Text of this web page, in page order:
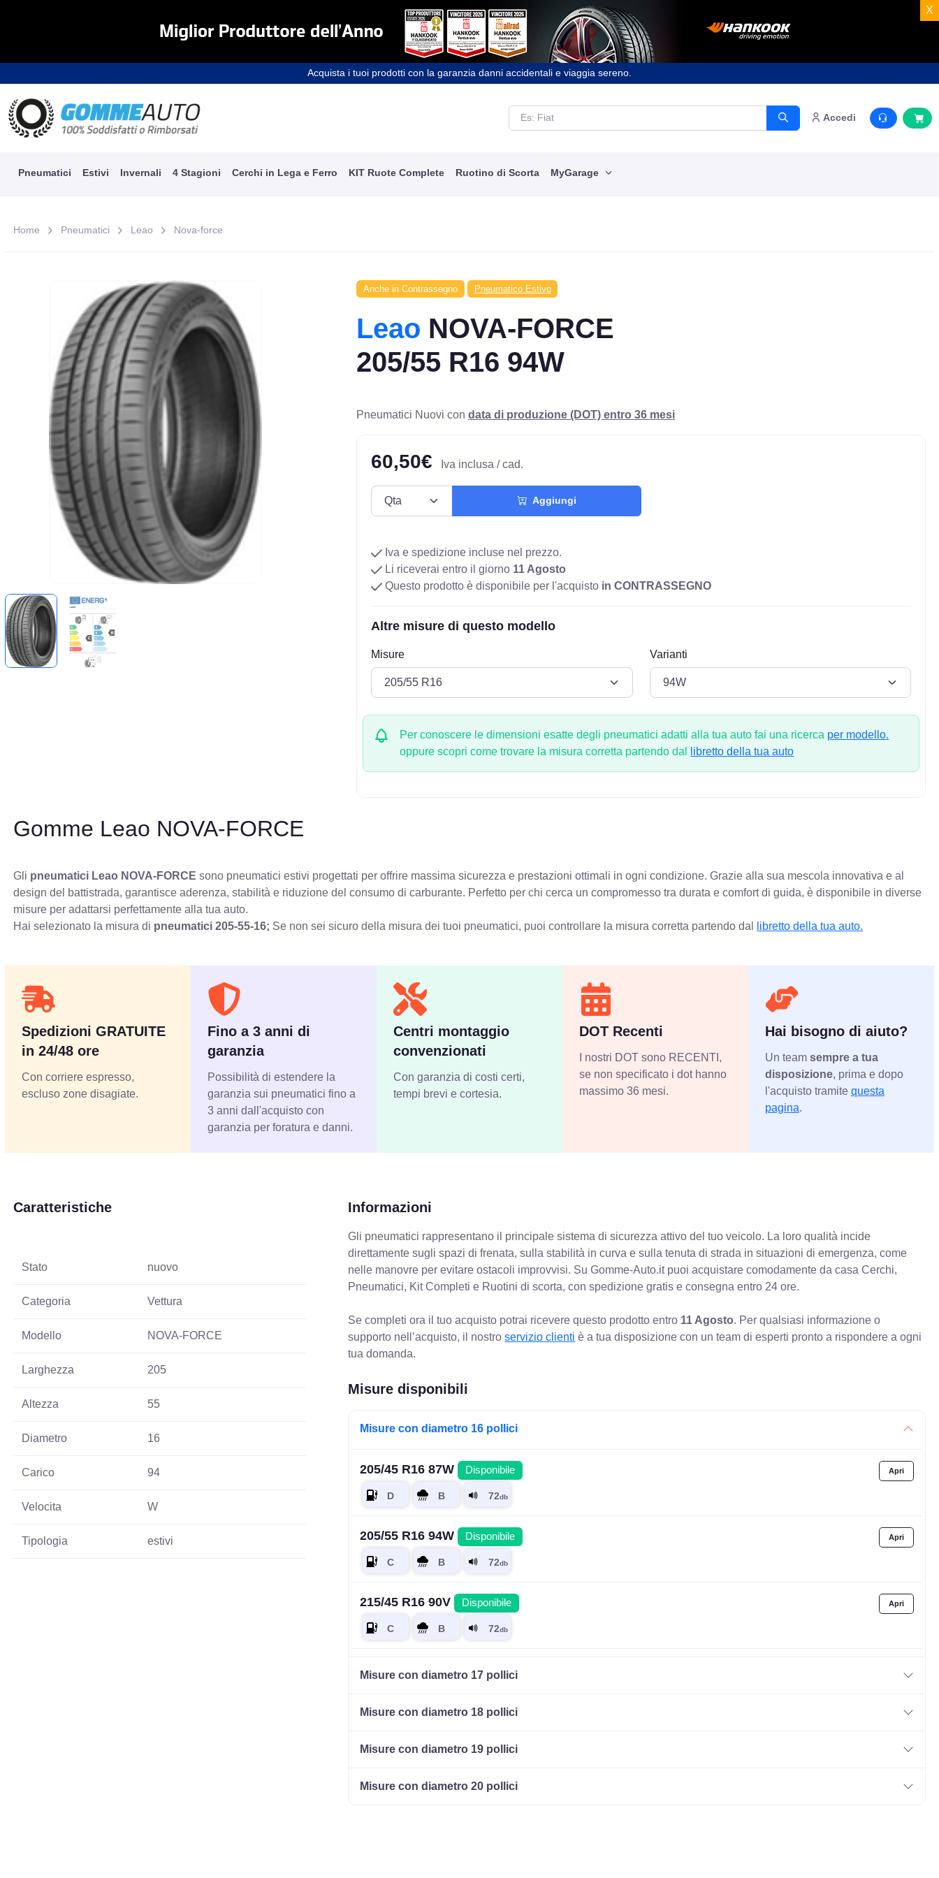
X
Acquista i tuoi prodotti con la garanzia danni accidentali e viaggia sereno.
Accedi
Pneumatici Estivi Invernali 4 Stagioni Cerchi in Lega e Ferro KIT Ruote Complete Ruotino di Scorta MyGarage
Home Pneumatici Leao Nova-force
Anche in Contrassegno Pneumatico Estivo
Leao NOVA-FORCE
205/55 R16 94W
Pneumatici Nuovi condata di produzione (DOT) entro 36 mesi
60,50€ Iva inclusa / cad.
Aggiungi
Iva e spedizione incluse nel prezzo.
Li riceverai entro il giorno 11 Agosto
Questo prodotto è disponibile per l'acquisto in CONTRASSEGNO
Altre misure di questo modello
Misure Varianti
Per conoscere le dimensioni esatte degli pneumatici adatti alla tua auto fai una ricerca per modello.
oppure scopri come trovare la misura corretta partendo dal
libretto della tua auto
Gomme Leao NOVA-FORCE
Gli pneumatici Leao NOVA-FORCE sono pneumatici estivi progettati per offrire massima sicurezza e prestazioni ottimali in ogni condizione. Grazie alla sua mescola innovativa e al
design del battistrada, garantisce aderenza, stabilità e riduzione del consumo di carburante. Perfetto per chi cerca un compromesso tra durata e comfort di guida, è disponibile in diverse
misure per adattarsi perfettamente alla tua auto.
Hai selezionato la misura di pneumatici205-55-16; Se non sei sicuro della misura dei tuoi pneumatici, puoi controllare la misura corretta partendo dal libretto della tua auto.
Spedizioni GRATUITE
in 24/48 ore
Con corriere espresso,
escluso zone disagiate.
Fino a 3 anni di
garanzia
Possibilità di estendere la
garanzia sui pneumatici fino a
3 anni dall'acquisto con
garanzia per foratura e danni.
Centri montaggio
convenzionati
Con garanzia di costi certi,
tempi brevi e cortesia.
DOT Recenti
I nostri DOT sono RECENTI,
se non specificato i dot hanno
massimo 36 mesi.
Hai bisogno di aiuto?
Un team sempre a tua
disposizione, prima e dopo
l'acquisto tramite questa
pagina.
Caratteristiche
Stato nuovo
Categoria Vettura
Modello NOVA-FORCE
Larghezza 205
Altezza 55
Diametro 16
Carico 94
Velocita W
Tipologia estivi
Informazioni
Gli pneumatici rappresentano il principale sistema di sicurezza attivo del tuo veicolo. La loro qualità incide
direttamente sugli spazi di frenata, sulla stabilità in curva e sulla tenuta di strada in situazioni di emergenza, come
nelle manovre per evitare ostacoli improvvisi. Su Gomme-Auto.it puoi acquistare comodamente da casa Cerchi,
Pneumatici, Kit Completi e Ruotini di scorta, con spedizione gratis e consegna entro 24 ore.
Se completi ora il tuo acquisto potrai ricevere questo prodotto entro 11 Agosto. Per qualsiasi informazione o
supporto nell’acquisto, il nostroservizio clienti è a tua disposizione con un team di esperti pronto a rispondere a ogni
tua domanda.
Misure disponibili
Misure con diametro 16 pollici
205/45 R16 87W Disponibile
205/55 R16 94W Disponibile
215/45 R16 90V Disponibile
215/60 R16 95H HP Disponibile
Misure con diametro 17 pollici
Misure con diametro 18 pollici
Misure con diametro 19 pollici
Misure con diametro 20 pollici